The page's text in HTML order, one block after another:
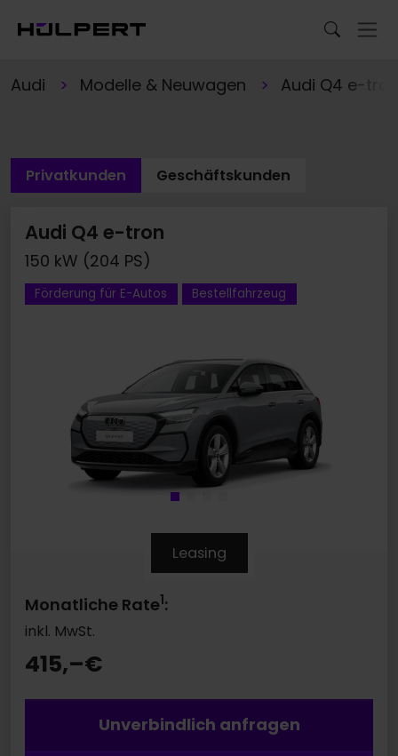
Audi Modelle & Neuwagen Audi Q4 e-tron
Privatkunden Geschäftskunden
Audi Q4 e-tron
150 kW (204 PS)
Förderung für E-Autos Bestellfahrzeug
Leasing
Monatliche Rate1:
inkl. MwSt.
415,–€
Unverbindlich anfragen